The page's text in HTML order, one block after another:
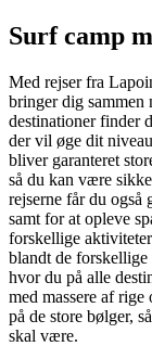
Surf camp
Med rejser fra
bringer dig sammen
destinationer finder
der vil øge dit
bliver garanteret
så du kan være
rejserne får du også
samt for at opleve
forskellige
blandt de
hvor du på alle
med massere af
på de store bølger,
skal være.